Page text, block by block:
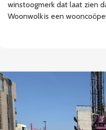
winstoogmerk dat laat zien
Woonwolk is een